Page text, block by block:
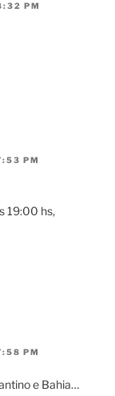
PM
PM
19:00 hs,
PM
e Bahia…